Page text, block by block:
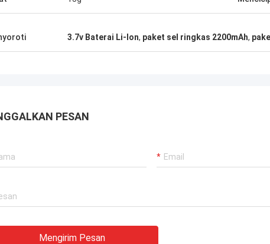
3.7v Baterai Li-Ion, paket sel ringkas 2200mAh,
PESAN
Mengirim Pesan